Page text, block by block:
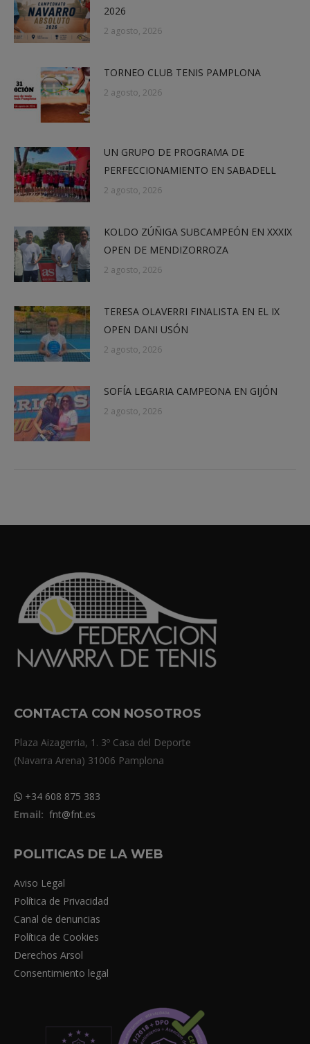
2026
2 agosto, 2026
TORNEO CLUB TENIS PAMPLONA
2 agosto, 2026
UN GRUPO DE PROGRAMA DE
PERFECCIONAMIENTO EN SABADELL
2 agosto, 2026
KOLDO ZÚÑIGA SUBCAMPEÓN EN XXXIX
OPEN DE MENDIZORROZA
2 agosto, 2026
TERESA OLAVERRI FINALISTA EN EL IX
OPEN DANI USÓN
2 agosto, 2026
SOFÍA LEGARIA CAMPEONA EN GIJÓN
2 agosto, 2026
CONTACTA CON NOSOTROS
Plaza Aizagerria, 1. 3º Casa del Deporte
(Navarra Arena) 31006 Pamplona
+34 608 875 383
Email: fnt@fnt.es
POLITICAS DE LA WEB
Aviso Legal
Política de Privacidad
Canal de denuncias
Política de Cookies
Derechos Arsol
Consentimiento legal